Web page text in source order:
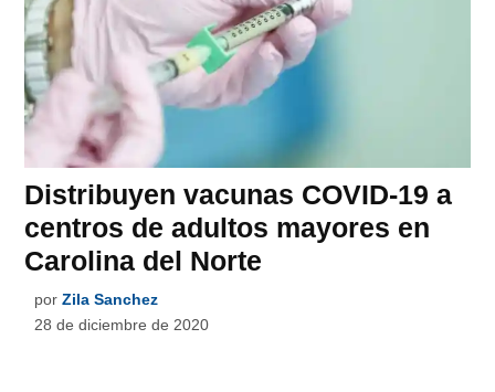
Distribuyen vacunas COVID-19 a
centros de adultos mayores en
Carolina del Norte
por Zila Sanchez
28 de diciembre de 2020